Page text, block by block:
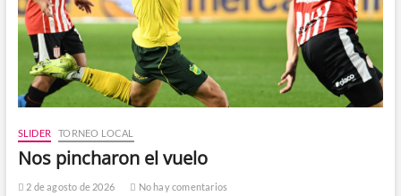
SLIDER TORNEO LOCAL
Nos pincharon el vuelo
2 de agosto de 2026 No hay comentarios